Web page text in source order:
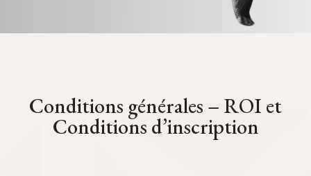
Conditions générales – ROI et
Conditions d’inscription